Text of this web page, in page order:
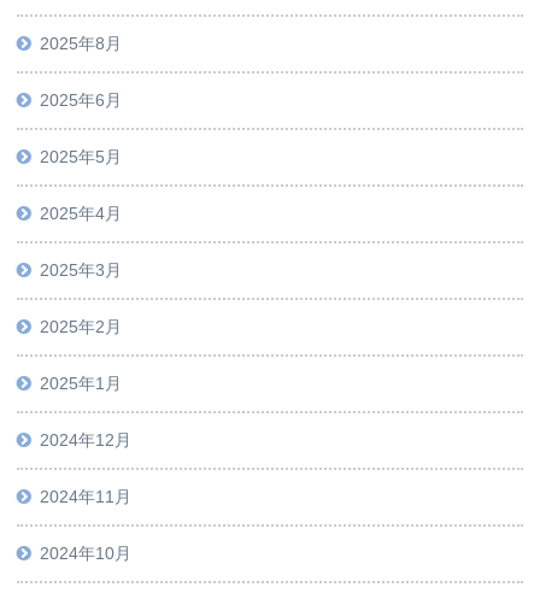
2025年8月
2025年6月
2025年5月
2025年4月
2025年3月
2025年2月
2025年1月
2024年12月
2024年11月
2024年10月